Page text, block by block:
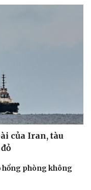
của Iran, tàu
hổng phòng không